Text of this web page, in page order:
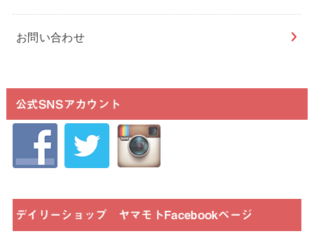
お問い合わせ
公式SNSアカウント
デイリーショップ ヤマモトFacebookページ